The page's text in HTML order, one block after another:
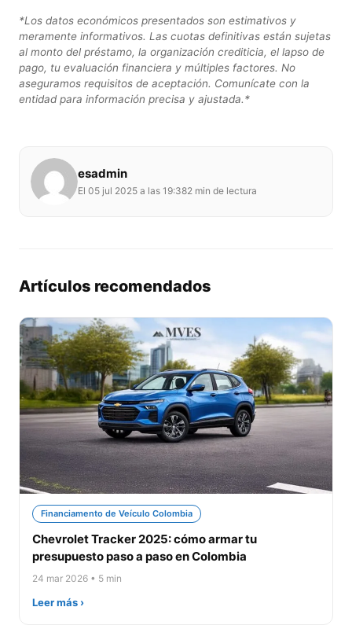
*Los datos económicos presentados son estimativos y
meramente informativos. Las cuotas definitivas están sujetas
al monto del préstamo, la organización crediticia, el lapso de
pago, tu evaluación financiera y múltiples factores. No
aseguramos requisitos de aceptación. Comunícate con la
entidad para información precisa y ajustada.*
esadmin
El 05 jul 2025 a las 19:382 min de lectura
Artículos recomendados
Financiamento de Veículo Colombia
Chevrolet Tracker 2025: cómo armar tu
presupuesto paso a paso en Colombia
24 mar 2026 • 5 min
Leer más ›